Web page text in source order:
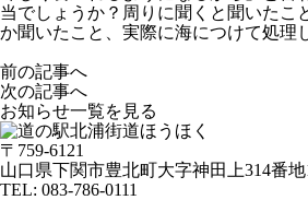
当でしょうか？周りに聞くと聞いたこ
か聞いたこと、実際に海につけて処理
前の記事へ
次の記事へ
お知らせ一覧を見る
〒759-6121
山口県下関市豊北町大字神田上314番地
TEL: 083-786-0111